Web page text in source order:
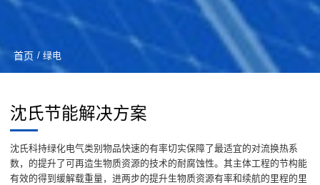
首页 / 绿电
沈氏节能解决方案
沈氏科持绿化电气类别物品快速的有率切实保障了最适宜的对流换热系
数，的提升了可再造生物质资源的技术的耐腐蚀性。其主体工程的节构能
有效的得到缓解载重量，进两步的提升生物质资源有率和续航的里程的里